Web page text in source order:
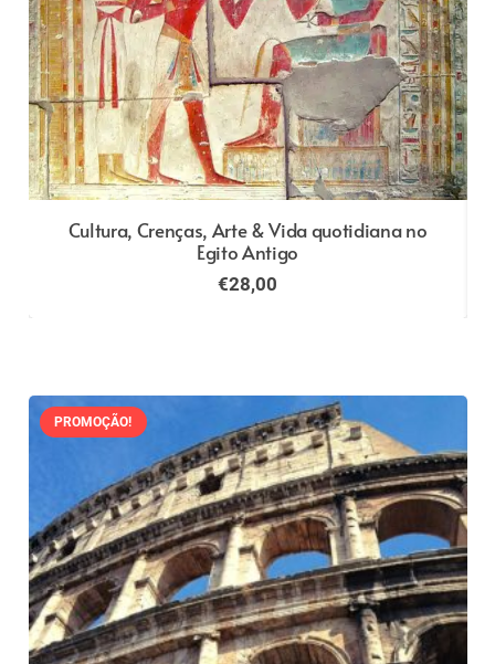
Cultura, Crenças, Arte & Vida quotidiana no
Egito Antigo
€28,00
PROMOÇÃO!